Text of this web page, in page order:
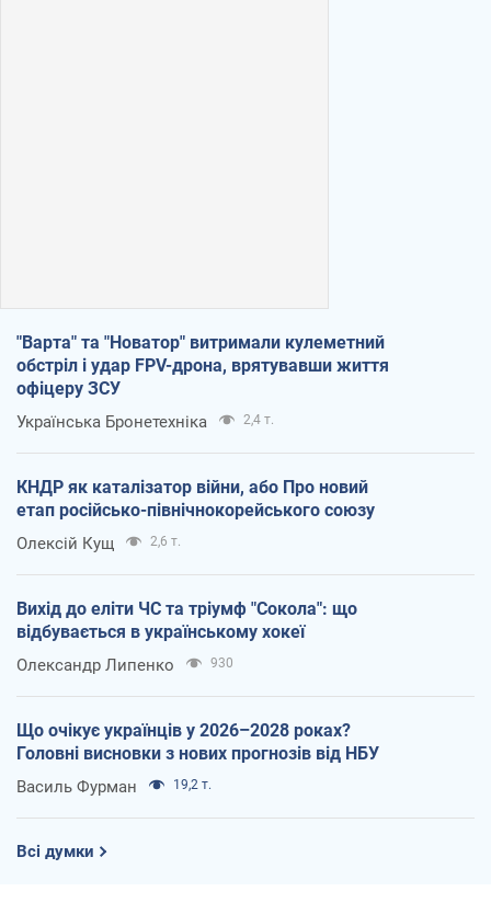
"Варта" та "Новатор" витримали кулеметний
обстріл і удар FPV-дрона, врятувавши життя
офіцеру ЗСУ
Українська Бронетехніка 2,4 т.
КНДР як каталізатор війни, або Про новий
етап російсько-північнокорейського союзу
Олексій Кущ 2,6 т.
Вихід до еліти ЧС та тріумф "Сокола": що
відбувається в українському хокеї
Олександр Липенко 930
Що очікує українців у 2026–2028 роках?
Головні висновки з нових прогнозів від НБУ
Василь Фурман 19,2 т.
Всі думки